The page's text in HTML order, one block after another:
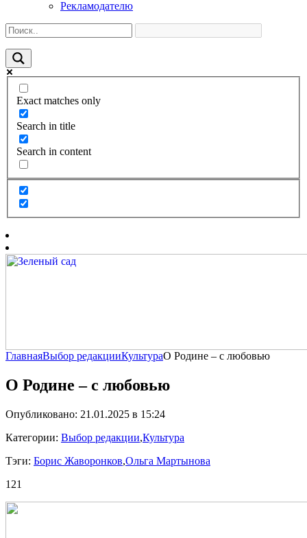
Рекламодателю
Exact matches only
Search in title
Search in content
ГлавнаяВыбор редакцииКультураО Родине – с любовью
О Родине – с любовью
Опубликовано: 21.01.2025 в 15:24
Категории: Выбор редакции,Культура
Тэги: Борис Жаворонков,Ольга Мартынова
121